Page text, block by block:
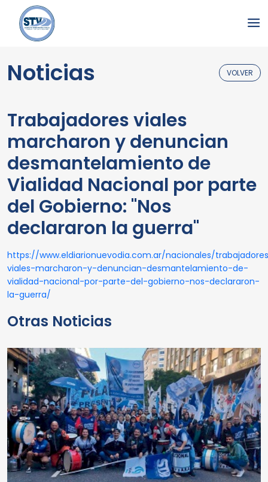
Noticias VOLVER
Trabajadores viales
marcharon y denuncian
desmantelamiento de
Vialidad Nacional por parte
del Gobierno: "Nos
declararon la guerra"
https://www.eldiarionuevodia.com.ar/nacionales/
viales-marcharon-y-denuncian-desmantelamiento-de-
vialidad-nacional-por-parte-del-gobierno-nos-declararon-
la-guerra/
Otras Noticias